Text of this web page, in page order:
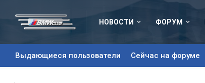
НОВОСТИ ФОРУМ
Выдающиеся пользователи Сейчас на форуме